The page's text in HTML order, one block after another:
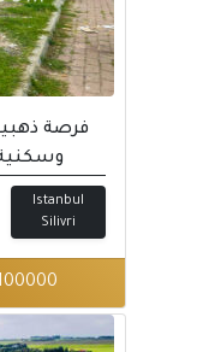
Istanbul
Silivri
100000